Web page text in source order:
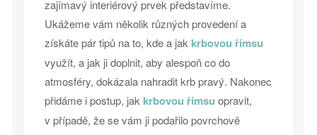
zajímavý interiérový prvek představíme.
Ukážeme vám několik různých provedení a
získáte pár tipů na to, kde a jak krbovou římsu
využít, a jak ji doplnit, aby alespoň co do
atmosféry, dokázala nahradit krb pravý. Nakonec
přidáme i postup, jak krbovou římsu opravit,
v případě, že se vám ji podařilo povrchově